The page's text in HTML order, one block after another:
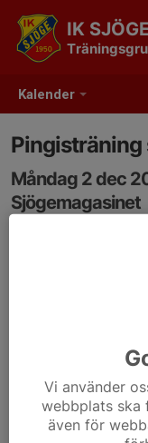
Kalender
IK SJÖGE
Pingisträning
Måndag 2 dec
Sjögemagasinet
Samling: 17:30,
Passen kommer
Carl och Niklas
någon vuxen
Vi använder
webbplats ska
även för